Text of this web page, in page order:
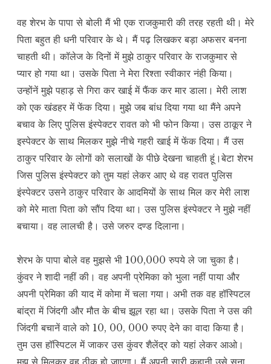
वह शेरभ के पापा से बोली मैं भी एक राजकुमारी की तरह रहती थी। मेरे
पिता बहुत ही धनी परिवार के थे। मैं पढ़ लिखकर बड़ा अफसर बनना
चाहती थी। कॉलेज के दिनों में मुझे ठाकुर परिवार के राजकुमार से
प्यार हो गया था। उसके पिता ने मेरा रिश्ता स्वीकार नंही किया।
उन्होंनें मुझे पहाड़ से गिरा कर खाई में फैंक कर मार डाला। मेरी लाश
को एक खंडहर में फेंक दिया। मुझे जब बांध दिया गया था मैंने अपने
बचाव के लिए पुलिस इंस्पेक्टर रावत को भी फोन किया। उस ठाकूर ने
इस्पेक्टर के साथ मिलकर मुझे नीचे गहरी खाई में फेंक दिया। मैं उस
ठाकुर परिवार के लोगों को सलाखों के पीछे देखना चाहती हूं।बेटा शेरभ
जिस पुलिस इंस्पेक्टर को तुम यहां लेकर आए थे वह रावत पुलिस
इंस्पेक्टर उसने ठाकुर परिवार के आदमियों के साथ मिल कर मेरी लाश
को मेरे माता पिता को सौंप दिया था। उस पुलिस इंस्पेक्टर ने मुझे नहीं
बचाया। वह लालची है। उसे जरुर दण्ड दिलाना।
शेरभ के पापा बोले वह मुझसे भी 100,000 रुपये ले जा चुका है।
कुंवर ने शादी नहीं की। वह अपनी प्रेमिका को भुला नहीं पाया और
अपनी प्रेमिका की याद में कोमा में चला गया। अभी तक वह हॉस्पिटल
बांद्रा में जिंदगी और मौत के बीच झूल रहा था। उसके पिता ने उस की
जिंदगी बचानें वाले को 10, 00, 000 रुपए देने का वादा किया है।
तुम उस हॉस्पिटल में जाकर उस कुंवर शैलेंद्र को यहां लेकर आओ।